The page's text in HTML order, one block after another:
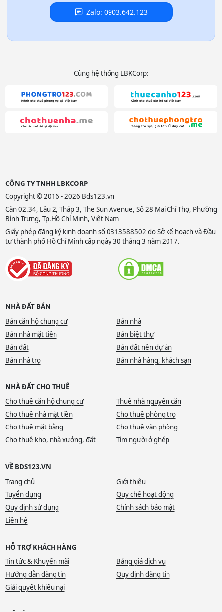
Zalo: 0903.642.123
Cùng hệ thống LBKCorp:
CÔNG TY TNHH LBKCORP
Copyright © 2016 - 2026 Bds123.vn
Căn 02.34, Lầu 2, Tháp 3, The Sun Avenue, Số 28 Mai Chí Thọ, Phường
Bình Trưng, Tp.Hồ Chí Minh, Việt Nam
Giấy phép đăng ký kinh doanh số 0313588502 do Sở kế hoạch và Đầu
tư thành phố Hồ Chí Minh cấp ngày 30 tháng 3 năm 2017.
NHÀ ĐẤT BÁN
Bán căn hộ chung cư
Bán nhà
Bán nhà mặt tiền
Bán biệt thự
Bán đất
Bán đất nền dự án
Bán nhà trọ
Bán nhà hàng, khách sạn
NHÀ ĐẤT CHO THUÊ
Cho thuê căn hộ chung cư
Thuê nhà nguyên căn
Cho thuê nhà mặt tiền
Cho thuê phòng trọ
Cho thuê mặt bằng
Cho thuê văn phòng
Cho thuê kho, nhà xưởng, đất
Tìm người ở ghép
VỀ BDS123.VN
Trang chủ
Giới thiệu
Tuyển dụng
Quy chế hoạt động
Quy định sử dụng
Chính sách bảo mật
Liên hệ
HỖ TRỢ KHÁCH HÀNG
Tin tức & Khuyến mãi
Bảng giá dịch vụ
Hướng dẫn đăng tin
Quy định đăng tin
Giải quyết khiếu nại